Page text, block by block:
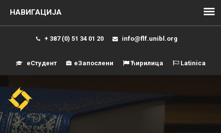
+ 387 (0) 51 34 01 20 info@flf.unibl.org
еСтудент еЗапослени Ћирилица Latinica